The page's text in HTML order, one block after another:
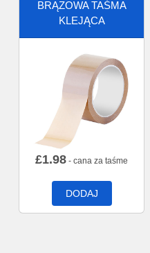
BRĄZOWA TAŚMA
KLEJĄCA
£1.98 - cana za taśme
DODAJ